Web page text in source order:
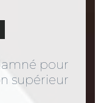
pour
supérieur